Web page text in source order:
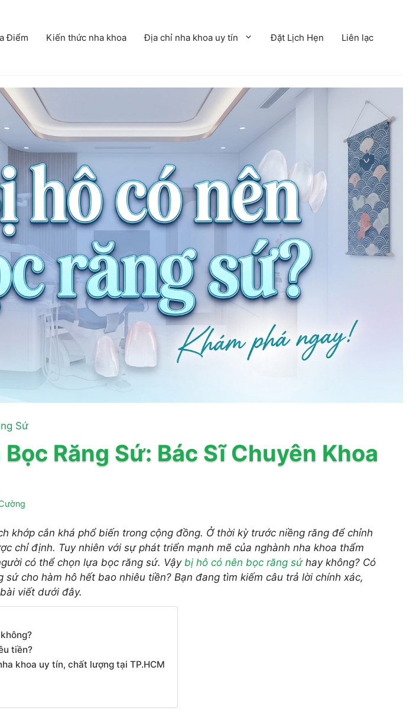
Điểm Kiến thức nha khoa Địa chỉ nha khoa uy tín Đặt Lịch Hẹn Liên lạc
Sứ
Bọc Răng Sứ: Bác Sĩ Chuyên Khoa
khớp cắn khá phổ biến trong cộng đồng. Ở thời kỳ trước niềng răng để chỉnh
chỉ định. Tuy nhiên với sự phát triển mạnh mẽ của nghành nha khoa thẩm
có thể chọn lựa bọc răng sứ. Vậy bị hô có nên bọc răng sứhay không? Có
sứ cho hàm hô hết bao nhiêu tiền? Bạn đang tìm kiếm câu trả lời chính xác,
viết dưới đây.
tiền?
khoa uy tín, chất lượng tại TP.HCM